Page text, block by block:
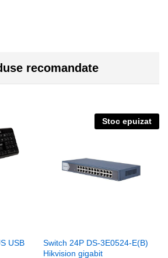
recomandate
USB
Stoc epuizat
Switch 24P DS-3E0524-E(B)
Hikvision gigabit